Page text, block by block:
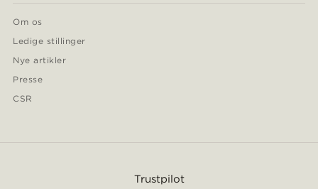
Om os
Ledige stillinger
Nye artikler
Presse
CSR
Trustpilot